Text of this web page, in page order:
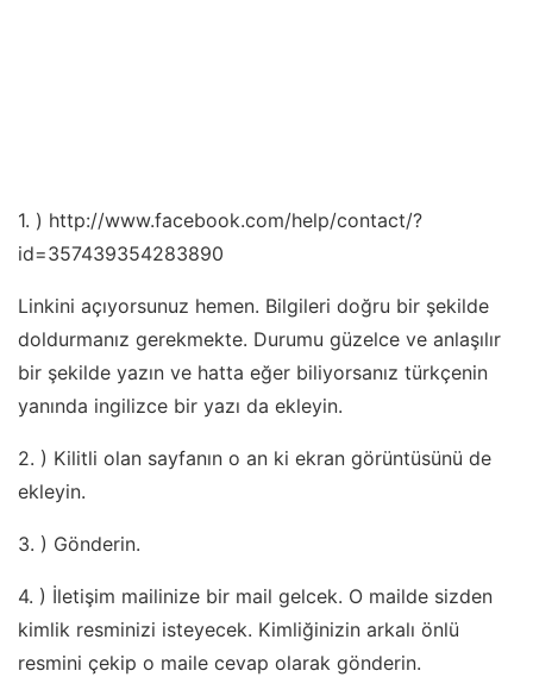
1. ) http://www.facebook.com/help/contact/?
id=357439354283890
Linkini açıyorsunuz hemen. Bilgileri doğru bir şekilde
doldurmanız gerekmekte. Durumu güzelce ve anlaşılır
bir şekilde yazın ve hatta eğer biliyorsanız türkçenin
yanında ingilizce bir yazı da ekleyin.
2. ) Kilitli olan sayfanın o an ki ekran görüntüsünü de
ekleyin.
3. ) Gönderin.
4. ) İletişim mailinize bir mail gelcek. O mailde sizden
kimlik resminizi isteyecek. Kimliğinizin arkalı önlü
resmini çekip o maile cevap olarak gönderin.